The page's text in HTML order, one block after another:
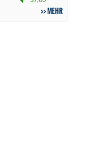
MEHR